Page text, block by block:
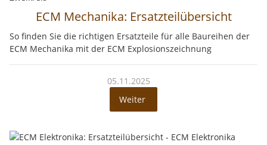
ECM Mechanika: Ersatzteilübersicht
So finden Sie die richtigen Ersatzteile für alle Baureihen der
ECM Mechanika mit der ECM Explosionszeichnung
05.11.2025
Weiter